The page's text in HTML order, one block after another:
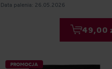
Data palenia: 26.05.2026
49,00
PROMOCJA